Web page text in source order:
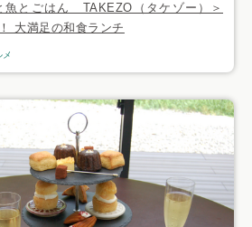
魚とごはん TAKEZO（タケゾー）＞
大満足の和食ランチ
メ